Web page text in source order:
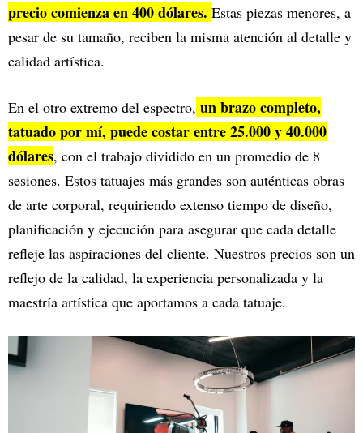
precio comienza en 400 dólares. Estas piezas menores, a
pesar de su tamaño, reciben la misma atención al detalle y
calidad artística.
En el otro extremo del espectro, un brazo completo,
tatuado por mí, puede costar entre 25.000 y 40.000
dólares, con el trabajo dividido en un promedio de 8
sesiones. Estos tatuajes más grandes son auténticas obras
de arte corporal, requiriendo extenso tiempo de diseño,
planificación y ejecución para asegurar que cada detalle
refleje las aspiraciones del cliente. Nuestros precios son un
reflejo de la calidad, la experiencia personalizada y la
maestría artística que aportamos a cada tatuaje.